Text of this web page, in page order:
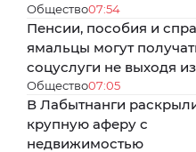
Общество07:54
Пенсии, пособия и
ямальцы могут
соцуслуги не выходя
Общество07:05
В Лабытнанги
крупную аферу с
недвижимостью